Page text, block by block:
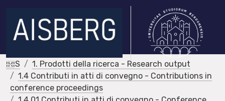
IRIS
1. Prodotti della ricerca - Research output
1.4 Contributi in atti di convegno - Contributions in
conference proceedings